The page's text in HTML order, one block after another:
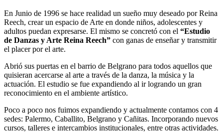
En Junio de 1996 se hace realidad un sueño muy deseado por Reina
Reech, crear un espacio de Arte en donde niños, adolescentes y
adultos puedan expresarse. El mismo se concretó con el “Estudio
de Danzas y Arte Reina Reech” con ganas de enseñar y transmitir
el placer por el arte.
Abrió sus puertas en el barrio de Belgrano para todos aquellos que
quisieran acercarse al arte a través de la danza, la música y la
actuación. El estudio se fue expandiendo al ir logrando un gran
reconocimiento en el ambiente artístico.
Poco a poco nos fuimos expandiendo y actualmente contamos con 4
sedes: Palermo, Caballito, Belgrano y Cañitas. Incorporando nuevos
cursos, talleres e intercambios institucionales, entre otras actividades.